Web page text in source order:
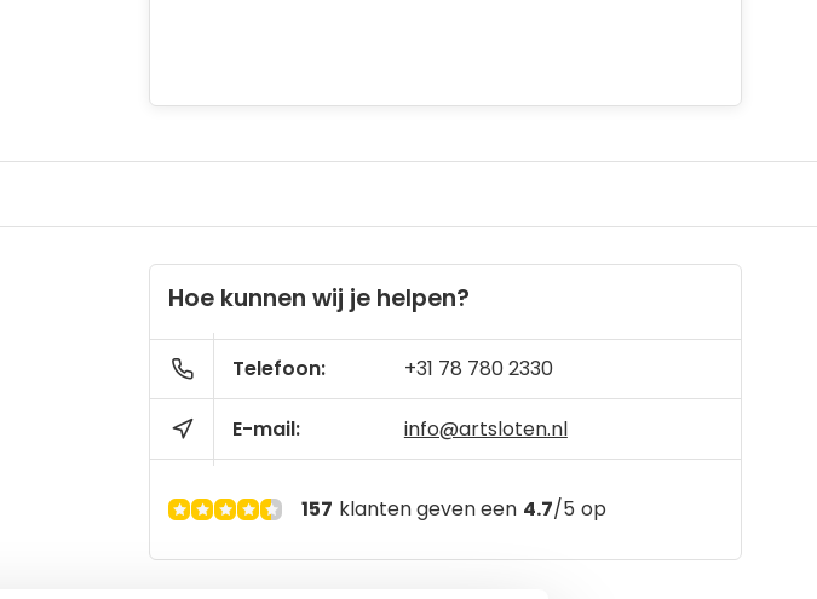
Hoe kunnen wij je helpen?
Telefoon: +31 78 780 2330
E-mail: info@artsloten.nl
157 klanten geven een 4.7/5 op